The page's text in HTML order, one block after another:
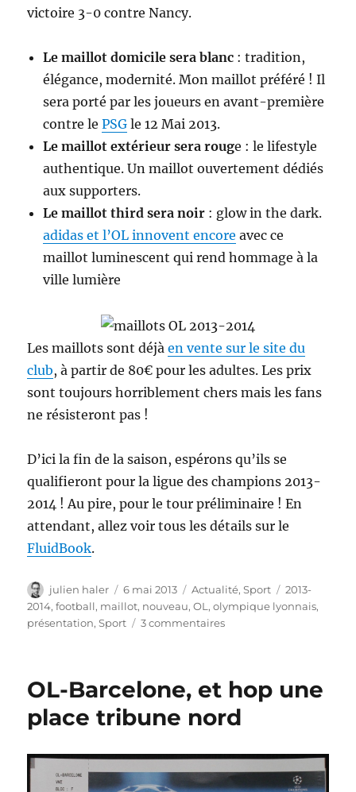
victoire 3-0 contre Nancy.
Le maillot domicile sera blanc : tradition,
élégance, modernité. Mon maillot préféré ! Il
sera porté par les joueurs en avant-première
contre lePSG le 12 Mai 2013.
Le maillot extérieur sera rouge : le lifestyle
authentique. Un maillot ouvertement dédiés
aux supporters.
Le maillot third sera noir : glow in the dark.
adidas et l’OL innovent encore avec ce
maillot luminescent qui rend hommage à la
ville lumière
Les maillots sont déjàen vente sur le site du
club, à partir de 80€ pour les adultes. Les prix
sont toujours horriblement chers mais les fans
ne résisteront pas !
D’ici la fin de la saison, espérons qu’ils se
qualifieront pour la ligue des champions 2013-
2014 ! Au pire, pour le tour préliminaire ! En
attendant, allez voir tous les détails sur le
FluidBook.
Auteur
julien haler
Publié
le
6 mai 2013 Catégories
Actualité,Sport Étiquettes
2013-
2014,football, maillot, nouveau,OL ,olympique lyonnais,
présentation,Sport 3 commentairessur
2014
l’Olympique
OL-Barcelone, et hop une
place tribune nord